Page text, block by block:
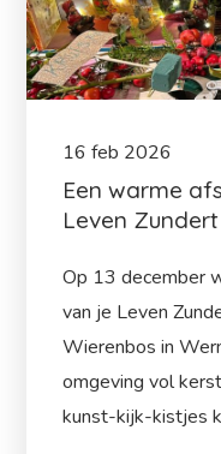
16 feb 2026
Een warme
Leven Zundert
Op 13 december
van je Leven
Wierenbos in
omgeving vol
kunst-kijk-kistjes